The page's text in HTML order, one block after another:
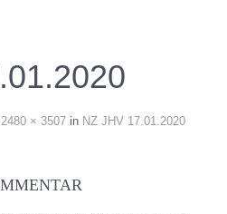
2480 × 3507 in NZ JHV 17.01.2020